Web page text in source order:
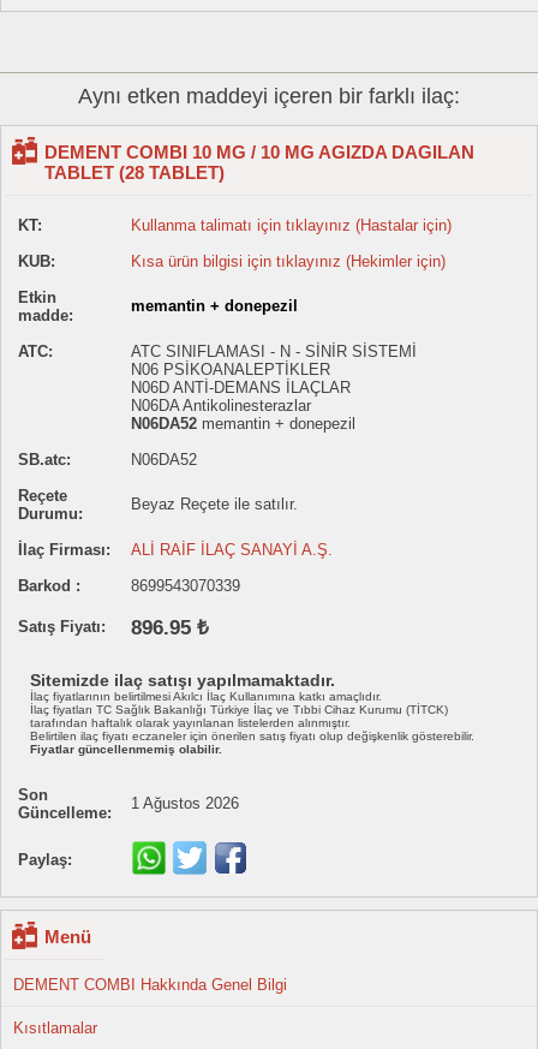
Aynı etken maddeyi içeren bir farklı ilaç:
DEMENT COMBI 10 MG / 10 MG AGIZDA DAGILAN
TABLET (28 TABLET)
KT:
Kullanma talimatı için tıklayınız (Hastalar için)
KUB:
Kısa ürün bilgisi için tıklayınız (Hekimler için)
Etkin
madde:
memantin + donepezil
ATC:
ATC SINIFLAMASI - N - SİNİR SİSTEMİ
N06 PSİKOANALEPTİKLER
N06D ANTİ-DEMANS İLAÇLAR
N06DA Antikolinesterazlar
N06DA52 memantin + donepezil
SB.atc:
N06DA52
Reçete
Durumu:
Beyaz Reçete ile satılır.
İlaç Firması:
ALİ RAİF İLAÇ SANAYİ A.Ş.
Barkod :
8699543070339
Satış Fiyatı: 896.95 ₺
Sitemizde ilaç satışı yapılmamaktadır.
İlaç fiyatlarının belirtilmesi Akılcı İlaç Kullanımına katkı amaçlıdır.
İlaç fiyatları TC Sağlık Bakanlığı Türkiye İlaç ve Tıbbi Cihaz Kurumu (TİTCK)
tarafından haftalık olarak yayınlanan listelerden alınmıştır.
Belirtilen ilaç fiyatı eczaneler için önerilen satış fiyatı olup değişkenlik gösterebilir.
Fiyatlar güncellenmemiş olabilir.
Son
Güncelleme:
1 Ağustos 2026
Paylaş:
Menü
DEMENT COMBI Hakkında Genel Bilgi
Kısıtlamalar